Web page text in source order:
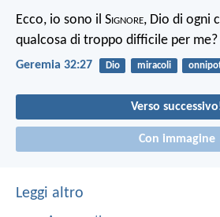
Ecco, io sono il Signore, Dio di ogni
qualcosa di troppo difficile per me?
Geremia 32:27 Dio miracoli
Verso
Con immagine
Leggi altro